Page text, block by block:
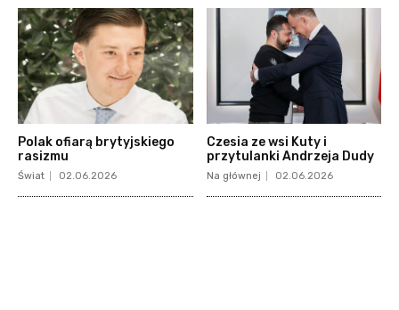
Polak ofiarą brytyjskiego
rasizmu
Świat 02.06.2026
Czesia ze wsi Kuty i
przytulanki Andrzeja Dudy
Na głównej 02.06.2026